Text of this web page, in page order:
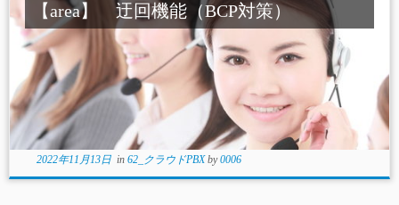
【area】 迂回機能（BCP対策）
2022年11月13日in 62_クラウドPBXby0006